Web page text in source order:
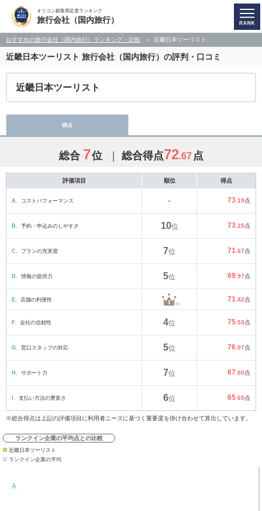
オリコン顧客満足度ランキング
旅行会社（国内旅行）
おすすめの旅行会社（国内旅行）ランキング・比較 近畿日本ツーリスト
近畿日本ツーリスト 旅行会社（国内旅行）の評判・口コミ
近畿日本ツーリスト
得点
総合 7位 総合得点72.67 点
評価項目 順位 得点
A. コストパフォーマンス - 73 .19点
B. 予約・申込みのしやすさ 10位 73 .25点
C. プランの充実度 7位 71 .67点
D. 情報の提供力 5位 69 .97点
E. 店舗の利便性 71 .42点
F. 会社の信頼性 4位 75 .53点
G. 窓口スタッフの対応 5位 76 .07点
H. サポート力 7位 67 .60点
I. 支払い方法の豊富さ 6位 65 .65点
※総合得点は上記の評価項目に利用者ニーズに基づく重要度を掛け合わせて算出しています。
ランクイン企業の平均点との比較
近畿日本ツーリスト
ランクイン企業の平均
A